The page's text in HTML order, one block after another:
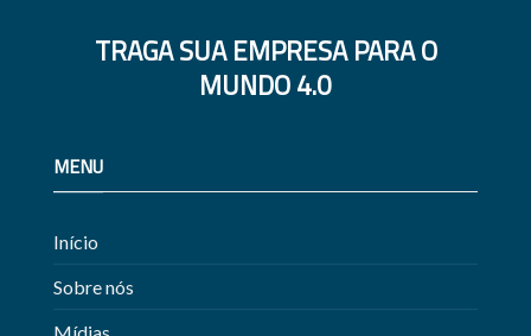
TRAGA SUA EMPRESA PARA O
MUNDO 4.0
MENU
Início
Sobre nós
Mídias